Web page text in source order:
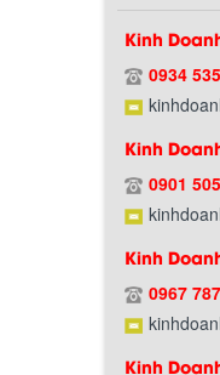
Kinh
0934
Kinh
0901
Kinh
0967
Kinh